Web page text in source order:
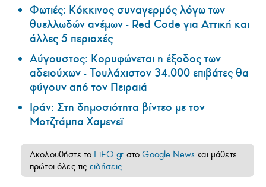
Φωτιές: Κόκκινος συναγερμός λόγω των
θυελλωδών ανέμων - Red Code για Αττική και
άλλες 5 περιοχές
Αύγουστος: Κορυφώνεται η έξοδος των
αδειούχων - Τουλάχιστον 34.000 επιβάτες θα
φύγουν από τον Πειραιά
Ιράν: Στη δημοσιότητα βίντεο με τον
Μοτζτάμπα Χαμενεΐ
Ακολουθήστε το LiFO.gr στοGoogle News και μάθετε
πρώτοι όλες τις ειδήσεις